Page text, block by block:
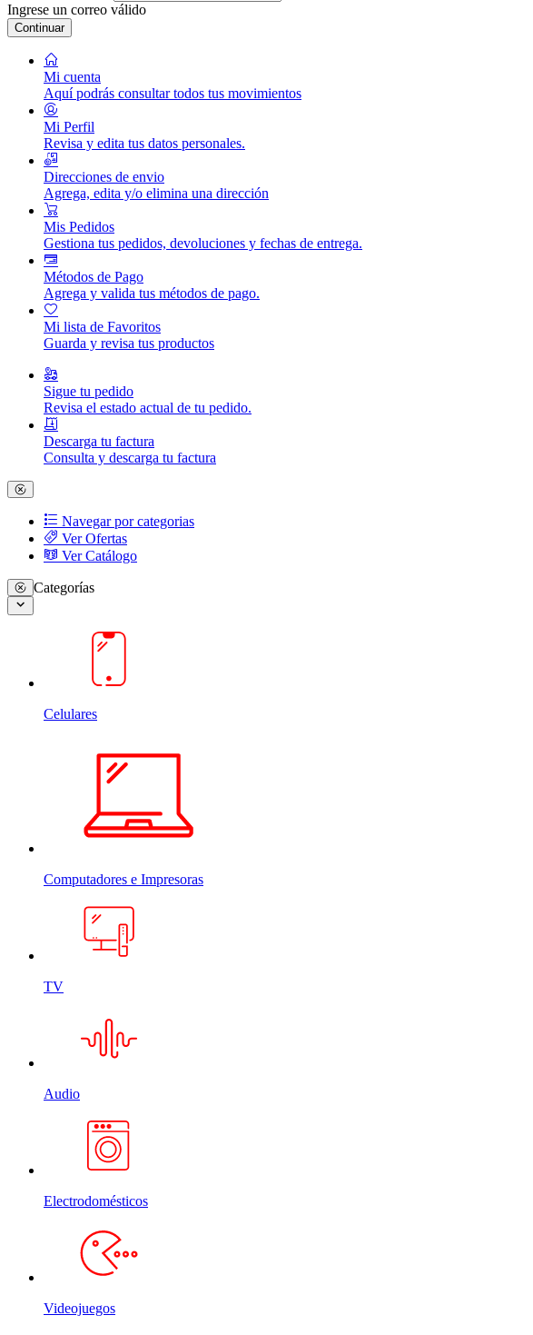
Ingrese un correo válido
Continuar
Mi cuenta
Aquí podrás consultar todos tus movimientos
Mi Perfil
Revisa y edita tus datos personales.
Direcciones de envio
Agrega, edita y/o elimina una dirección
Mis Pedidos
Gestiona tus pedidos, devoluciones y fechas de entrega.
Métodos de Pago
Agrega y valida tus métodos de pago.
Mi lista de Favoritos
Guarda y revisa tus productos
Sigue tu pedido
Revisa el estado actual de tu pedido.
Descarga tu factura
Consulta y descarga tu factura
Navegar por categorias
Ver Ofertas
Ver Catálogo
Categorías
Celulares
Computadores e Impresoras
TV
Audio
Electrodomésticos
Videojuegos